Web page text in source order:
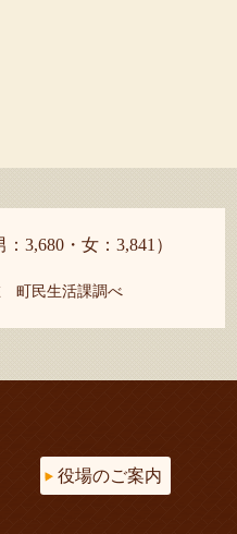
3,680・女：3,841）
町民生活課調べ
役場のご案内